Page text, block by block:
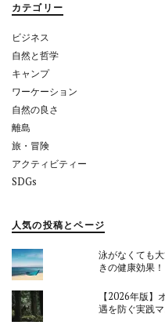
ン
カテゴリー
ビジネス
自然と哲学
キャンプ
ワーケーション
自然の良さ
離島
旅・冒険
アクティビティー
SDGs
人気の投稿とページ
泳がなくても
きの健康効果！
【2026年版】
遇を防ぐ実践